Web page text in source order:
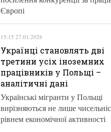
Європі
15:15 27.01.2026
Українці становлять дві
третини усіх іноземних
працівників у Польщі –
аналітичні дані
Українські мігранти у Польщі
вирізняються не лише
рівнем економічної активності